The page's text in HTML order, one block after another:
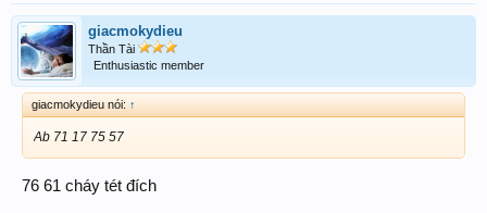
giacmokydieu
Thần Tài
Enthusiastic member
giacmokydieu nói: ↑
Ab 71 17 75 57
76 61 cháy tét đích